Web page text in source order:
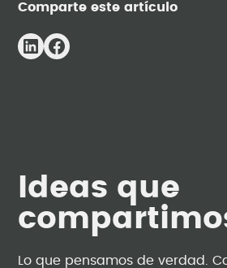
Comparte este artículo
Ideas que
Lo que pensamos de verdad.